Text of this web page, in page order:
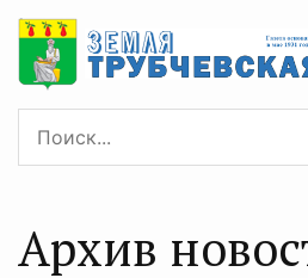
Архив